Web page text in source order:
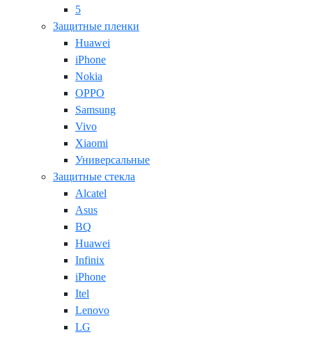
5
Защитные пленки
Huawei
iPhone
Nokia
OPPO
Samsung
Vivo
Xiaomi
Универсальные
Защитные стекла
Alcatel
Asus
BQ
Huawei
Infinix
iPhone
Itel
Lenovo
LG